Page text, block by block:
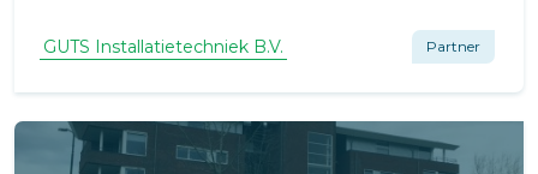
GUTS Installatietechniek B.V. Partner